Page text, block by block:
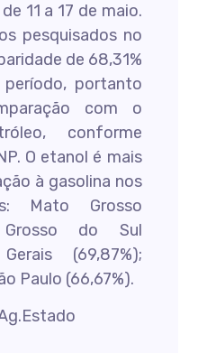
11 a 17 de maio.
pesquisados no
de 68,31%
portanto
com o
conforme
O etanol é mais
à gasolina nos
Mato Grosso
do Sul
(69,87%);
Paulo (66,67%).